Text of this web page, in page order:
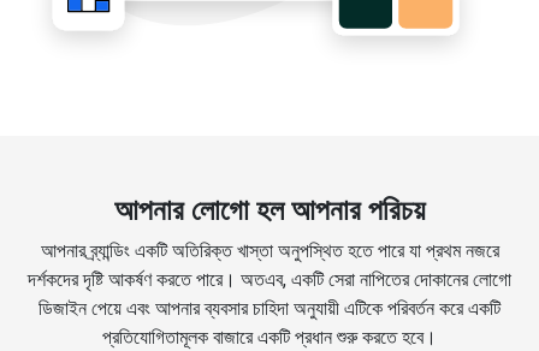
আপনার লোগো হল আপনার পরিচয়
আপনার ব্র্যান্ডিং একটি অতিরিক্ত খাস্তা অনুপস্থিত হতে পারে যা প্রথম নজরে
দর্শকদের দৃষ্টি আকর্ষণ করতে পারে। অতএব, একটি সেরা নাপিতের দোকানের লোগো
ডিজাইন পেয়ে এবং আপনার ব্যবসার চাহিদা অনুযায়ী এটিকে পরিবর্তন করে একটি
প্রতিযোগিতামূলক বাজারে একটি প্রধান শুরু করতে হবে।